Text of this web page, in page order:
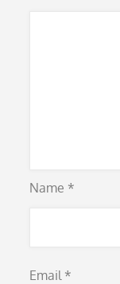
Name *
Email *